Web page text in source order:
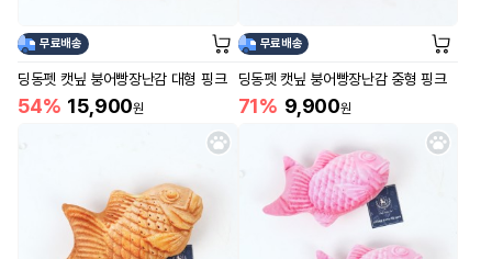
무료배송
딩동펫 캣닢 붕어빵장난감 대형 핑크
54% 15,900원
무료배송
딩동펫 캣닢 붕어빵장난감 중형 핑크
71% 9,900원